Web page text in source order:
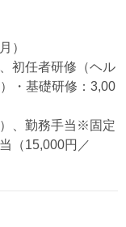
）
初任者研修（ヘル
・基礎研修：3,00
、勤務手当※固定
（15,000円／